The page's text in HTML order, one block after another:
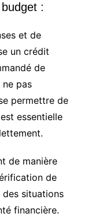
:
et de
un crédit
de
pas
permettre de
essentielle
de manière
de
situations
financière.